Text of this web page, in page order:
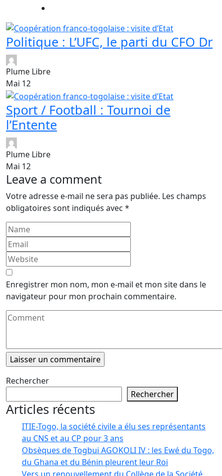
Politique : L’UFC, le parti du CFO Dr
Plume Libre
Mai 12
Sport / Football : Tournoi de
l’Entente
Plume Libre
Mai 12
Leave a comment
Votre adresse e-mail ne sera pas publiée. Les champs
obligatoires sont indiqués avec *
Enregistrer mon nom, mon e-mail et mon site dans le
navigateur pour mon prochain commentaire.
Rechercher
Rechercher
Articles récents
ITIE-Togo, la société civile a élu ses représentants
au CNS et au CP pour 3 ans
Obsèques de Togbui AGOKOLI IV : les Ewé du Togo,
du Ghana et du Bénin pleurent leur Roi
Vers un renouvellement du Collège de la Société